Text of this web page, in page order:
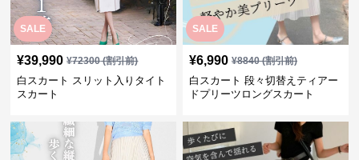
SALE
¥39,990 ¥72300(割引前)
白スカート スリット入りタイト
スカート
SALE
¥6,990 ¥8840(割引前)
白スカート 段々切替えティアー
ドプリーツロングスカート